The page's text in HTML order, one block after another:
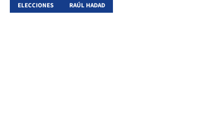
ELECCIONES RAÚL HADAD